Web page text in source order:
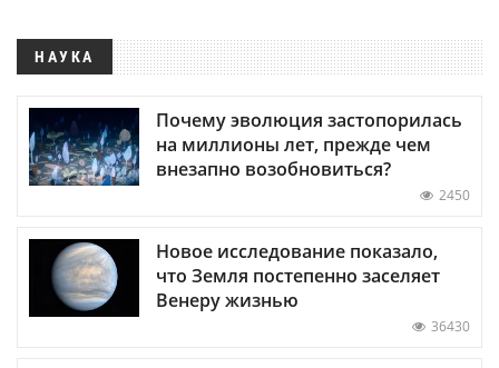
НАУКА
Почему эволюция застопорилась
на миллионы лет, прежде чем
внезапно возобновиться?
2450
Новое исследование показало,
что Земля постепенно заселяет
Венеру жизнью
36430